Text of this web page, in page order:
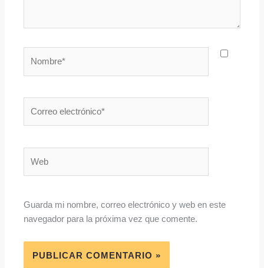
electrónico*
Guarda mi nombre, correo electrónico y web en este
navegador para la próxima vez que comente.